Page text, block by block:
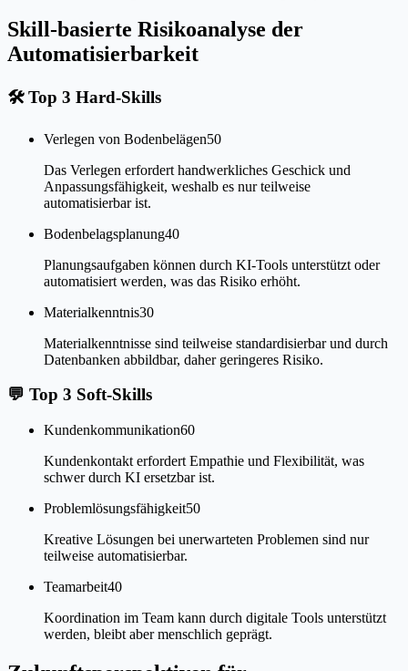
Skill-basierte Risikoanalyse der
Automatisierbarkeit
🛠Top 3 Hard-Skills
Verlegen von Bodenbelägen50
Das Verlegen erfordert handwerkliches Geschick und
Anpassungsfähigkeit, weshalb es nur teilweise
automatisierbar ist.
Bodenbelagsplanung40
Planungsaufgaben können durch KI-Tools unterstützt oder
automatisiert werden, was das Risiko erhöht.
Materialkenntnis30
Materialkenntnisse sind teilweise standardisierbar und durch
Datenbanken abbildbar, daher geringeres Risiko.
💬 Top 3 Soft-Skills
Kundenkommunikation60
Kundenkontakt erfordert Empathie und Flexibilität, was
schwer durch KI ersetzbar ist.
Problemlösungsfähigkeit50
Kreative Lösungen bei unerwarteten Problemen sind nur
teilweise automatisierbar.
Teamarbeit40
Koordination im Team kann durch digitale Tools unterstützt
werden, bleibt aber menschlich geprägt.